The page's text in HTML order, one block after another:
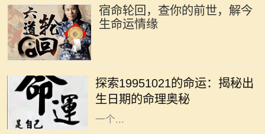
宿命轮回，查你的前世，解今
生命运情缘
探索19951021的命运：揭秘出
生日期的命理奥秘
命理学恰恰能够帮助我们看清自己生
命中的某些特质与潜力。1995年10
月21日这个特别的日期，不仅代表着
一个...
在现代社会，人与人之间的关系愈发